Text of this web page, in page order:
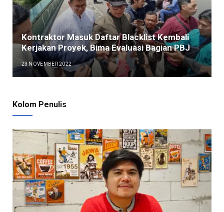
Kontraktor Masuk Daftar Blacklist Kembali
Kerjakan Proyek, Bima Evaluasi Bagian PBJ
23 NOVEMBER 2022
Kolom Penulis